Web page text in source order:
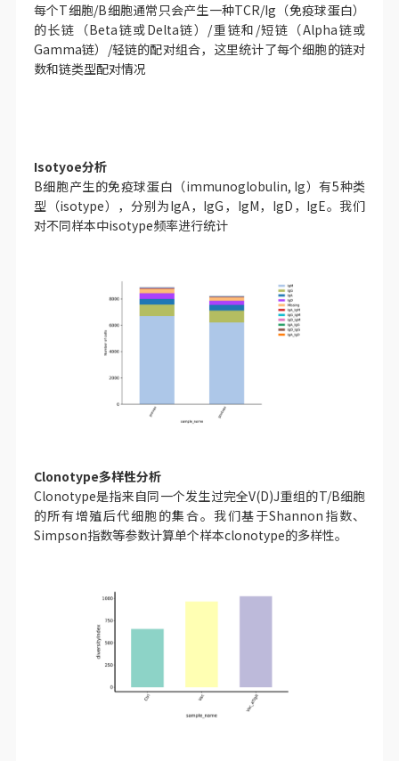
每个T细胞/B细胞通常只会产生一种TCR/Ig（免疫球蛋白）
的长链（Beta链或Delta链）/重链和/短链（Alpha链或
Gamma链）/轻链的配对组合，这里统计了每个细胞的链对
数和链类型配对情况
Isotyoe分析
B细胞产生的免疫球蛋白（immunoglobulin, Ig）有5种类
型（isotype），分别为IgA，IgG，IgM，IgD，IgE。我们
对不同样本中isotype频率进行统计
Clonotype多样性分析
Clonotype是指来自同一个发生过完全V(D)J重组的T/B细胞
的所有增殖后代细胞的集合。我们基于Shannon指数、
Simpson指数等参数计算单个样本clonotype的多样性。